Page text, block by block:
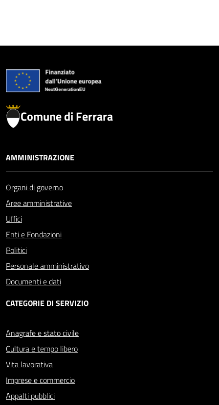
Comune di Ferrara
AMMINISTRAZIONE
Organi di governo
Aree amministrative
Uffici
Enti e Fondazioni
Politici
Personale amministrativo
Documenti e dati
CATEGORIE DI SERVIZIO
Anagrafe e stato civile
Cultura e tempo libero
Vita lavorativa
Imprese e commercio
Appalti pubblici